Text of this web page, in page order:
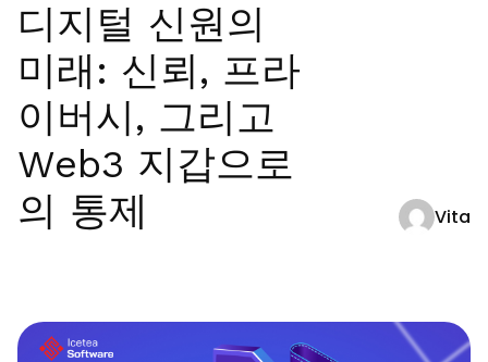
디지털 신원의
미래: 신뢰, 프라
이버시, 그리고
Web3 지갑으로
의 통제
Vita